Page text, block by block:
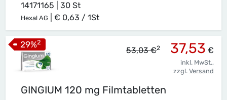
14171165 | 30 St
Hexal AG € 0,63 / 1St
GINGIUM 120 mg Filmtabletten
53,03 €2 37,53 €
inkl. MwSt.,
zzgl. Versand
29%2